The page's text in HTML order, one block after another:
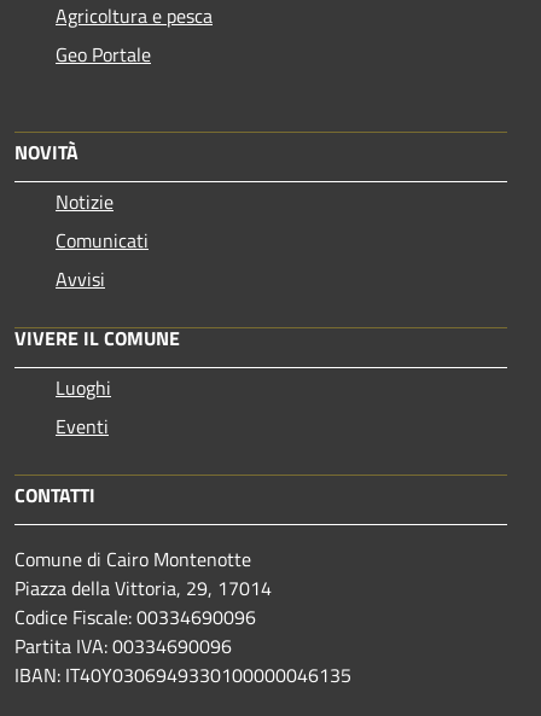
Agricoltura e pesca
Geo Portale
NOVITÀ
Notizie
Comunicati
Avvisi
VIVERE IL COMUNE
Luoghi
Eventi
CONTATTI
Comune di Cairo Montenotte
Piazza della Vittoria, 29, 17014
Codice Fiscale: 00334690096
Partita IVA: 00334690096
IBAN: IT40Y0306949330100000046135